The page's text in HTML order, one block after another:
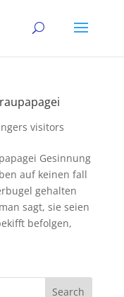
visitors
Gesinnung
auf keinen fall
gehalten
sagt, sie seien
befolgen,